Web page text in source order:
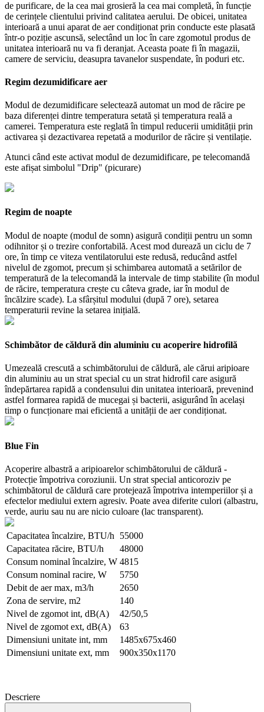
de purificare, de la cea mai grosieră la cea mai completă, în funcție
de cerințele clientului privind calitatea aerului. De obicei, unitatea
interioară a unui aparat de aer condiționat prin conducte este plasată
într-o poziție ascunsă, selectând un loc în care zgomotul produs de
unitatea interioară nu va fi deranjat. Aceasta poate fi în magazii,
camere de serviciu, deasupra tavanelor suspendate, în poduri etc.
Regim dezumidificare aer
Modul de dezumidificare selectează automat un mod de răcire pe
baza diferenței dintre temperatura setată și temperatura reală a
camerei. Temperatura este reglată în timpul reducerii umidității prin
activarea și dezactivarea repetată a modurilor de răcire și ventilație.
Atunci când este activat modul de dezumidificare, pe telecomandă
este afișat simbolul "Drip" (picurare)
Regim de noapte
Modul de noapte (modul de somn) asigură condiții pentru un somn
odihnitor și o trezire confortabilă. Acest mod durează un ciclu de 7
ore, în timp ce viteza ventilatorului este redusă, reducând astfel
nivelul de zgomot, precum și schimbarea automată a setărilor de
temperatură de la telecomandă la intervale de timp stabilite (în modul
de răcire, temperatura crește cu câteva grade, iar în modul de
încălzire scade). La sfârșitul modului (după 7 ore), setarea
temperaturii revine la setarea inițială.
Schimbător de căldură din aluminiu cu acoperire hidrofilă
Umezeală crescută a schimbătorului de căldură, ale cărui aripioare
din aluminiu au un strat special cu un strat hidrofil care asigură
îndepărtarea rapidă a condensului din unitatea interioară, prevenind
astfel formarea rapidă de mucegai și bacterii, asigurând în același
timp o funcționare mai eficientă a unității de aer condiționat.
Blue Fin
Acoperire albastră a aripioarelor schimbătorului de căldură -
Protecție împotriva coroziunii. Un strat special anticoroziv pe
schimbătorul de căldură care protejează împotriva intemperiilor și a
efectelor mediului extern agresiv. Poate avea diferite culori (albastru,
verde, auriu sau nu are nicio culoare (lac transparent).
Capacitatea încalzire, BTU/h
55000
Capacitatea răcire, BTU/h
48000
Consum nominal încalzire, W 4815
Consum nominal racire, W
5750
Debit de aer max, m3/h
2650
Zona de servire, m2
140
Nivel de zgomot int, dB(A)
42/50,5
Nivel de zgomot ext, dB(A)
63
Dimensiuni unitate int, mm
1485x675x460
Dimensiuni unitate ext, mm
900x350x1170
Descriere